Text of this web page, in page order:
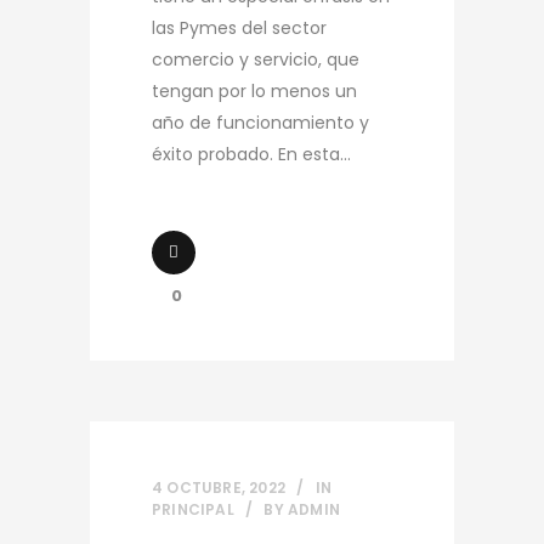
las Pymes del sector
comercio y servicio, que
tengan por lo menos un
año de funcionamiento y
éxito probado. En esta...
0
4 OCTUBRE, 2022
IN
PRINCIPAL
BY ADMIN